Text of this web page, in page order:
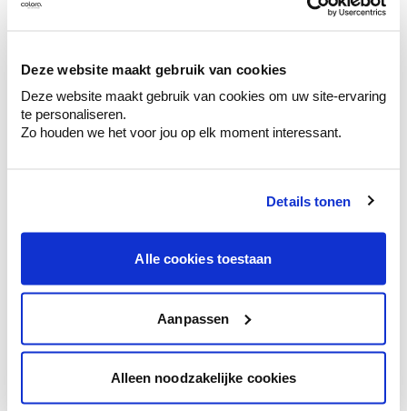
Deze website maakt gebruik van cookies
Deze website maakt gebruik van cookies om uw site-ervaring
te personaliseren.
Zo houden we het voor jou op elk moment interessant.
Details tonen
Alle cookies toestaan
Aanpassen
Alleen noodzakelijke cookies
Ontdek er kleurechte stalen van je
kleurenselectie.
Bekijk er de bijhorende tinten om je kleur
te verfijnen.
Deze stijlen zijn misschien ook iets voor jou